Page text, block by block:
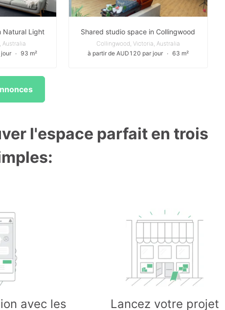
Natural Light
Australia
∙ 93 m²
Shared studio space in Collingwood
Collingwood, Victoria, Australia
à partir de AUD120 par jour
∙ 63 m²
l'espace parfait en trois
avec les
Lancez votre projet